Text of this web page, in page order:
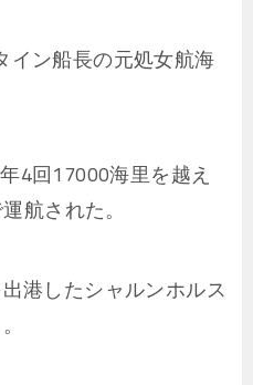
イン船長の元処女航海
4回17000海里を越え
航された。
港したシャルンホルス